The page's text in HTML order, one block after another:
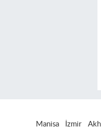
Manisa İzmir